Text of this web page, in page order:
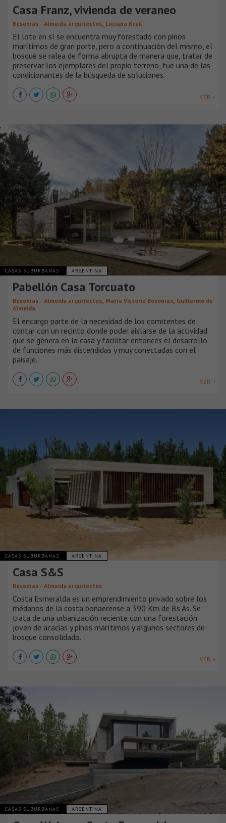
Casa Franz, vivienda de veraneo
Besonías – Almeida arquitectos, Luciano Kruk
El lote en sí se encuentra muy forestado con pinos
marítimos de gran porte, pero a continuación del mismo, el
bosque se ralea de forma abrupta de manera que, tratar de
preservar los ejemplares del propio terreno, fue una de las
condicionantes de la búsqueda de soluciones.
VER +
CASAS SUBURBANAS ARGENTINA
Pabellón Casa Torcuato
Besonías – Almeida arquitectos, María Victoria Besonías, Guillermo de
Almeida
El encargo parte de la necesidad de los comitentes de
contar con un recinto donde poder aislarse de la actividad
que se genera en la casa y facilitar entonces el desarrollo
de funciones más distendidas y muy conectadas con el
paisaje.
VER +
CASAS SUBURBANAS ARGENTINA
Casa S&S
Besonías – Almeida arquitectos
Costa Esmeralda es un emprendimiento privado sobre los
médanos de la costa bonaerense a 390 Km de Bs As. Se
trata de una urbanización reciente con una forestación
joven de acacias y pinos marítimos y algunos sectores de
bosque consolidado.
VER +
CASAS SUBURBANAS ARGENTINA